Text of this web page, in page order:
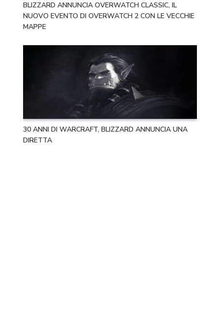
BLIZZARD ANNUNCIA OVERWATCH CLASSIC, IL
NUOVO EVENTO DI OVERWATCH 2 CON LE VECCHIE
MAPPE
30 ANNI DI WARCRAFT, BLIZZARD ANNUNCIA UNA
DIRETTA